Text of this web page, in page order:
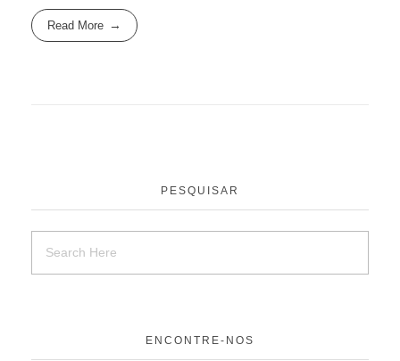
Read More
PESQUISAR
ENCONTRE-NOS